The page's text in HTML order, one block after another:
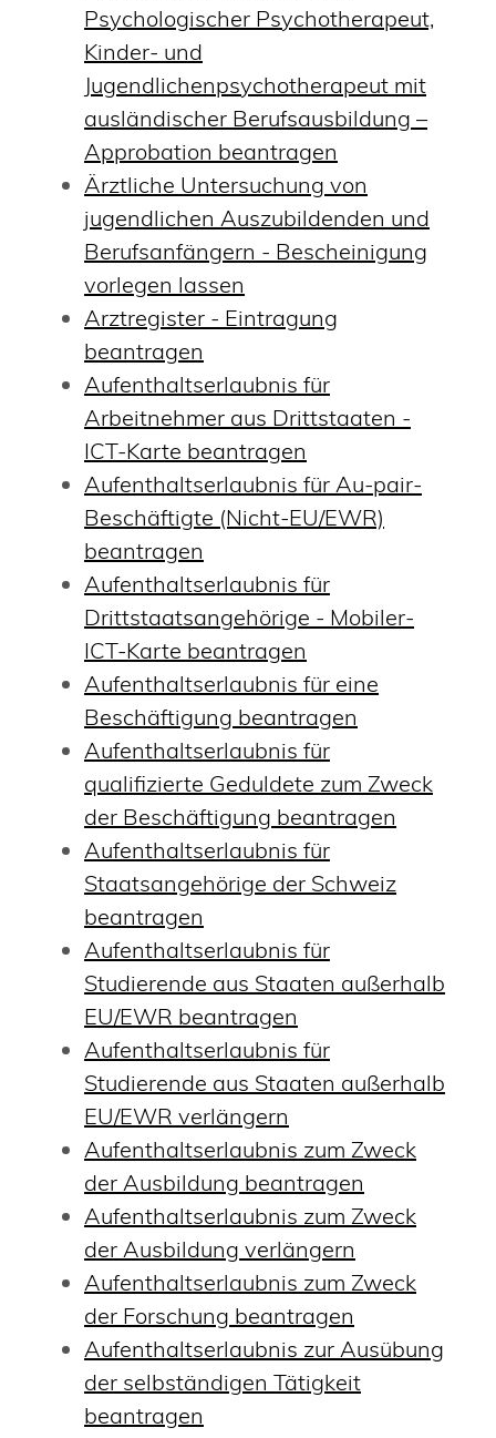
Psychologischer Psychotherapeut,
Kinder- und
Jugendlichenpsychotherapeut mit
ausländischer Berufsausbildung –
Approbation beantragen
Ärztliche Untersuchung von
jugendlichen Auszubildenden und
Berufsanfängern - Bescheinigung
vorlegen lassen
Arztregister - Eintragung
beantragen
Aufenthaltserlaubnis für
Arbeitnehmer aus Drittstaaten -
ICT-Karte beantragen
Aufenthaltserlaubnis für Au-pair-
Beschäftigte (Nicht-EU/EWR)
beantragen
Aufenthaltserlaubnis für
Drittstaatsangehörige - Mobiler-
ICT-Karte beantragen
Aufenthaltserlaubnis für eine
Beschäftigung beantragen
Aufenthaltserlaubnis für
qualifizierte Geduldete zum Zweck
der Beschäftigung beantragen
Aufenthaltserlaubnis für
Staatsangehörige der Schweiz
beantragen
Aufenthaltserlaubnis für
Studierende aus Staaten außerhalb
EU/EWR beantragen
Aufenthaltserlaubnis für
Studierende aus Staaten außerhalb
EU/EWR verlängern
Aufenthaltserlaubnis zum Zweck
der Ausbildung beantragen
Aufenthaltserlaubnis zum Zweck
der Ausbildung verlängern
Aufenthaltserlaubnis zum Zweck
der Forschung beantragen
Aufenthaltserlaubnis zur Ausübung
der selbständigen Tätigkeit
beantragen